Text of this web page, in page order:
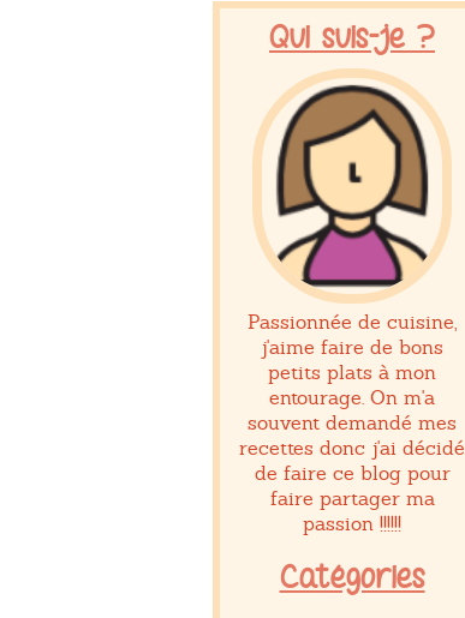
Qui suis-je ?
Passionnée de cuisine,
j'aime faire de bons
petits plats à mon
entourage. On m'a
souvent demandé mes
recettes donc j'ai décidé
de faire ce blog pour
faire partager ma
passion !!!!!!
Catégories